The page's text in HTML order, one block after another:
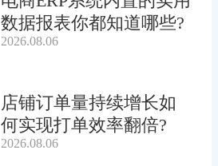
数据报表你都知道哪些?
2026.08.06
店铺订单量持续增长如
何实现打单效率翻倍?
2026.08.06